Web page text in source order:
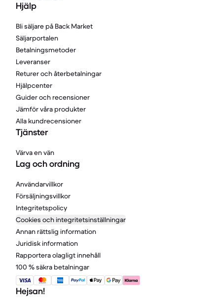
Hjälp
Bli säljare på Back Market
Säljarportalen
Betalningsmetoder
Leveranser
Returer och återbetalningar
Hjälpcenter
Guider och recensioner
Jämför våra produkter
Alla kundrecensioner
Tjänster
Värva en vän
Lag och ordning
Användarvillkor
Försäljningsvillkor
Integritetspolicy
Cookies och integritetsinställningar
Annan rättslig information
Juridisk information
Rapportera olagligt innehåll
100 % säkra betalningar
Hejsan!